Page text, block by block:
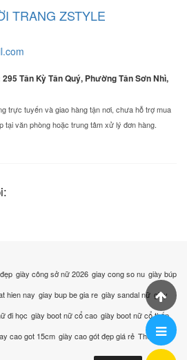
TRANG ZSTYLE
Tân Kỳ Tân Quý, Phường Tân Sơn Nhì,
trực tuyến và giao hàng tận nơi, chưa hỗ trợ mua
tại văn phòng hoặc trung tâm xử lý đơn hàng.
giày công sở nữ 2026 giay cong so nu giày búp
hien nay giay bup be gia re giày sandal nữ giày
đi học giày boot nữ cổ cao giày boot nữ cổ thấp
cao got 15cm giày cao gót đẹp giá rẻ Thời trang